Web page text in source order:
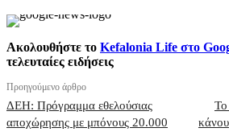
Ακολουθήστε το Kefalonia Life στο
τελευταίες ειδήσεις
Προηγούμενο άρθρο
ΔΕΗ: Πρόγραμμα εθελούσιας
αποχώρησης με μπόνους 20.000
Το